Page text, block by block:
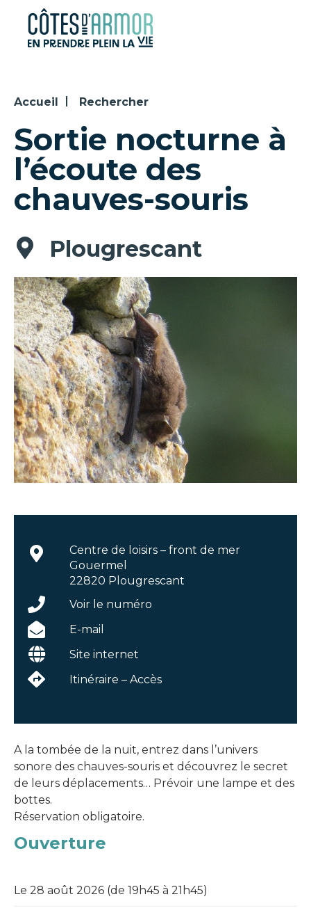
Panneau de gestion des cookies
Accueil Rechercher
Sortie nocturne à
l’écoute des
chauves-souris
Plougrescant
A la tombée de la nuit, entrez dans l’univers
sonore des chauves-souris et découvrez le secret
de leurs déplacements… Prévoir une lampe et des
bottes.
Réservation obligatoire.
Ouverture
Le 28 août 2026 (de 19h45 à 21h45)
Centre de loisirs – front de mer
Gouermel
22820 Plougrescant
Voir le numéro
E-mail
Site internet
Itinéraire – Accès